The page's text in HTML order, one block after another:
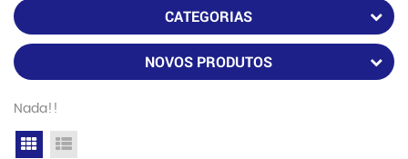
CATEGORIAS
NOVOS PRODUTOS
Nada!!
Grid View